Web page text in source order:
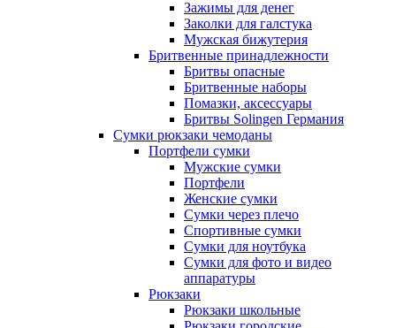
Зажимы для денег
Заколки для галстука
Мужская бижутерия
Бритвенные принадлежности
Бритвы опасные
Бритвенные наборы
Помазки, аксессуары
Бритвы Solingen Германия
Сумки рюкзаки чемоданы
Портфели сумки
Мужские сумки
Портфели
Женские сумки
Сумки через плечо
Спортивные сумки
Сумки для ноутбука
Сумки для фото и видео
аппаратуры
Рюкзаки
Рюкзаки школьные